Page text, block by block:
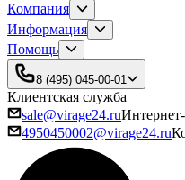
Компания
Информация
Помощь
8 (495) 045-00-01
Клиентская служба
sale@virage24.ru
4950450002@virage24.ru